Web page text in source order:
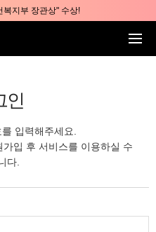
지부 장관상" 수상!
) 광복절 정상진료
인
입력해주세요.
입 후 서비스를 이용하실 수
다.